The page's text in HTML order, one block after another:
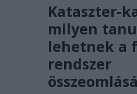
Kataszter-
milyen
lehetnek a
rendszer